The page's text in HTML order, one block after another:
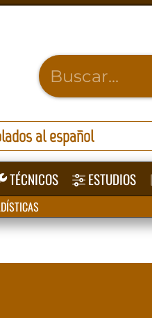
al español
TÉCNICOS ESTUDIOS